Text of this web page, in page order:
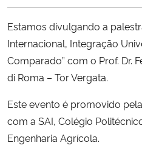
Ministério da Ciência, Tecnologia,
Ministério do Meio Ambiente
Ministério do Turismo
Ministério do Desenvolvimento Regional
Controladoria-Geral da União
Estamos divulgando a
Internacional, Integração
Comparado” com o Prof. Dr.
di Roma – Tor Vergata.
Este evento é promovido
com a SAI, Colégio
Engenharia Agrícola.